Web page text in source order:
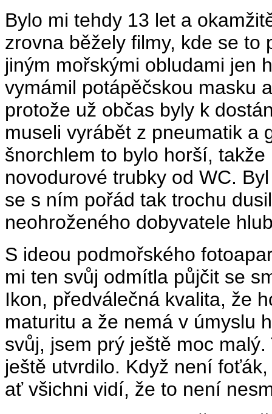
Bylo mi tehdy 13 let a
zrovna běžely filmy, kde se to
jiným mořskými obludami jen
vymámil potápěčskou masku
protože už občas byly k
museli vyrábět z pneumatik a
šnorchlem to bylo horší,
novodurové trubky od WC.
se s ním pořád tak trochu
neohroženého dobyvatele
S ideou podmořského
mi ten svůj odmítla půjčit se
Ikon, předválečná kvalita, že
maturitu a že nemá v úmyslu
svůj, jsem prý ještě moc
ještě utvrdilo. Když není
ať všichni vidí, že to není